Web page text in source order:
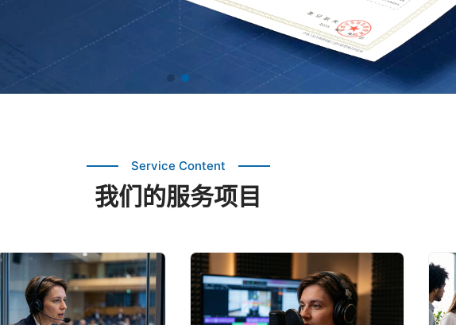
我们的服务项目
Service Content